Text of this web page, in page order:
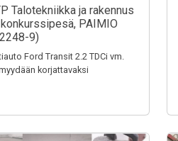
Talotekniikka ja rakennus
konkurssipesä, PAIMIO
9)
Ford Transit 2.2 TDCi vm.
korjattavaksi